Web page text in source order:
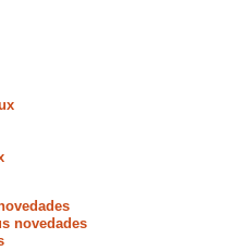
novedades